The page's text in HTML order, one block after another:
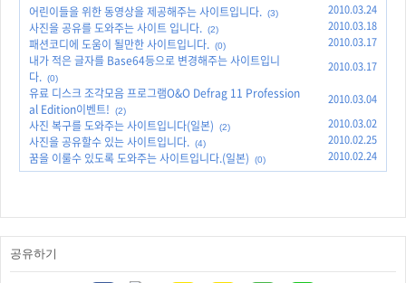
어린이들을 위한 동영상을 제공해주는 사이트입니다. (3) 2010.03.24
사진을 공유를 도와주는 사이트 입니다. (2) 2010.03.18
패션코디에 도움이 될만한 사이트입니다. (0) 2010.03.17
내가 적은 글자를 Base64등으로 변경해주는 사이트입니
다. (0)
2010.03.17
유료 디스크 조각모음 프로그램O&O Defrag 11 Profession
al Edition이벤트!
(2)
2010.03.04
사진 복구를 도와주는 사이트입니다(일본) (2) 2010.03.02
사진을 공유할수 있는 사이트입니다. (4) 2010.02.25
꿈을 이룰수 있도록 도와주는 사이트입니다.(일본) (0) 2010.02.24
공유하기